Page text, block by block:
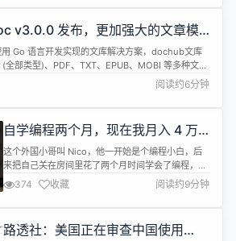
节点后，能获取到什么信息呢？又怎么去获取呢？
get_text( ) 在UI自动化测试中，获取节点的文本信息
是...
v3.0.0 发布，更加强大的文章模
及UI调整
Go 语言开发实现的文库解决方案，dochub文库
部类型)、PDF、TXT、EPUB、MOBI 等多种文档
无限级分类、文档批量上传、文档批量转换、全文
VIP、手机号登录注册以及支付宝和微信支付等功
觉和功能体验，以及配套的微...
阅读约6分钟
自学编程两个月，现在我月入 4 万
元
这个外国小哥叫 Nico，他一开始是个编程小白，后
来把自己关在房间里花了两个月时间学会了编程，如
今正在开发一款名为 Talknotes 的应用，可以将语音
备忘录转化为结构化的内容，月收入 5000 美元。
Nico 从高中毕业就开始创业，大学只上了一个月就
自由职业者。到了 2022 年，他的商店业绩不佳，主
374 收藏 阅读约9分钟
路透社：美国正在审查中国使用